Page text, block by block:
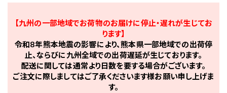
【九州の一部地域でお荷物のお届けに停止・遅れが生じてお
ります】
令和8年熊本地震の影響により、熊本県一部地域での出荷停
止、ならびに九州全域での出荷遅延が生じております。
配送に関しては通常より日数を要する場合がございます。
ご注文に際しましてはご了承くださいます様お願い申し上げま
す。